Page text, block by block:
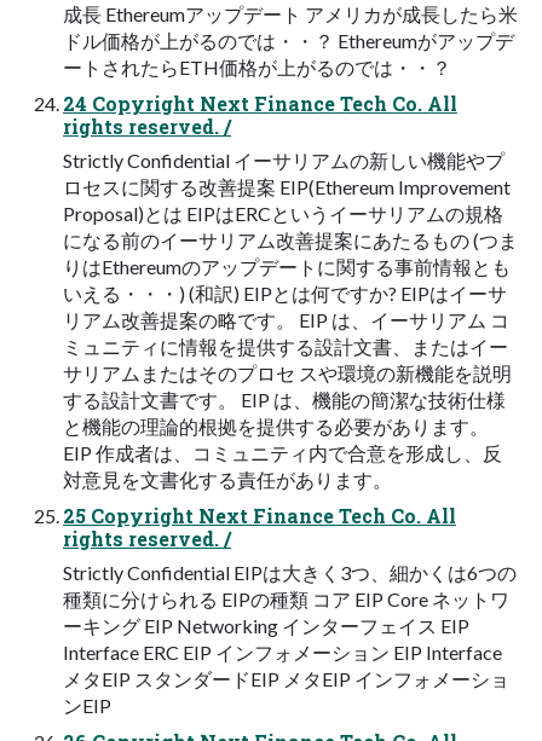
成長 Ethereumアップデート アメリカが成長したら米
ドル価格が上がるのでは・・？ Ethereumがアップデ
ートされたらETH価格が上がるのでは・・？
24 Copyright Next Finance Tech Co. All
rights reserved. /
Strictly Confidential イーサリアムの新しい機能やプ
ロセスに関する改善提案 EIP(Ethereum Improvement
Proposal)とは EIPはERCというイーサリアムの規格
になる前のイーサリアム改善提案にあたるもの (つま
りはEthereumのアップデートに関する事前情報とも
いえる・・・) (和訳) EIPとは何ですか? EIPはイーサ
リアム改善提案の略です。 EIP は、イーサリアム コ
ミュニティに情報を提供する設計文書、またはイー
サリアムまたはそのプロセ スや環境の新機能を説明
する設計文書です。 EIP は、機能の簡潔な技術仕様
と機能の理論的根拠を提供する必要があります。
EIP 作成者は、コミュニティ内で合意を形成し、反
対意見を文書化する責任があります。
25 Copyright Next Finance Tech Co. All
rights reserved. /
Strictly Confidential EIPは大きく3つ、細かくは6つの
種類に分けられる EIPの種類 コア EIP Core ネットワ
ーキング EIP Networking インターフェイス EIP
Interface ERC EIP インフォメーション EIP Interface
メタEIP スタンダードEIP メタEIP インフォメーショ
ンEIP